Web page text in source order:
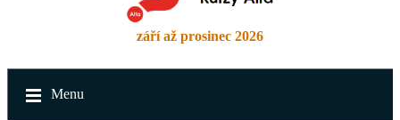
září až prosinec 2026
Menu